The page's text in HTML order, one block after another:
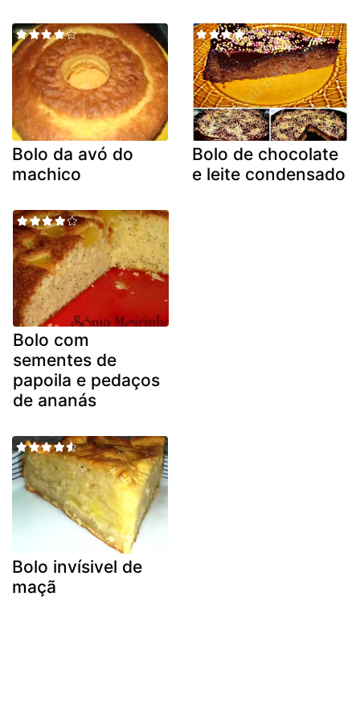
Bolo da avó do
machico
Bolo de chocolate
e leite condensado
Bolo com
sementes de
papoila e pedaços
de ananás
Bolo invísivel de
maçã